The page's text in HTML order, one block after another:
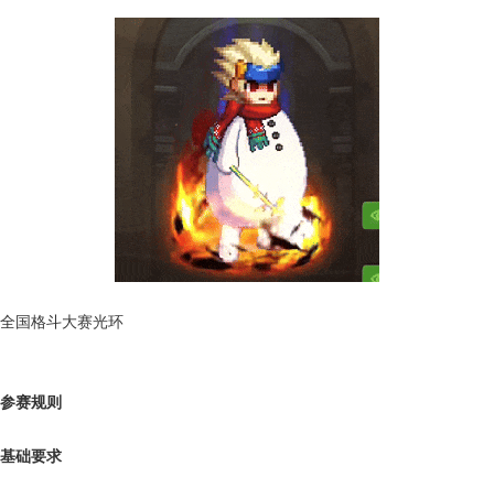
全国格斗大赛光环
参赛规则
基础要求